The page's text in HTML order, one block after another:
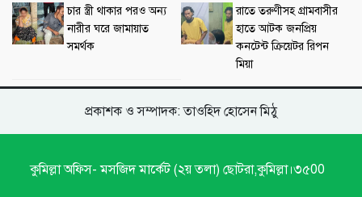
চার স্ত্রী থাকার পরও অন্য
নারীর ঘরে জামায়াত
সমর্থক
রাতে তরুণীসহ গ্রামবাসীর
হাতে আটক জনপ্রিয়
কনটেন্ট ক্রিয়েটর রিপন
মিয়া
প্রকাশক ও সম্পাদক: তাওহিদ হোসেন মিঠু
কুমিল্লা অফিস- মসজিদ মার্কেট (২য় তলা) ছোটরা,কুমিল্লা।৩৫00